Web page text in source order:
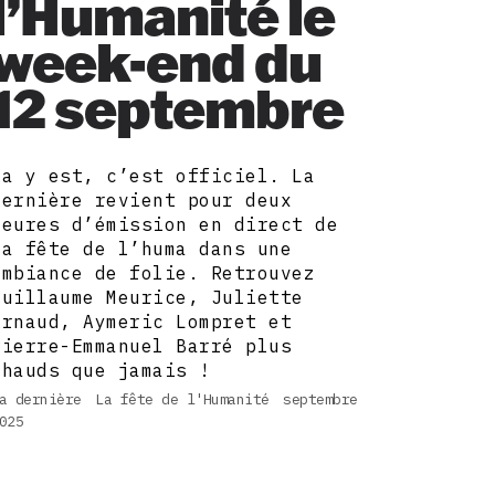
le
end du
septembre
y est, c’est officiel. La
revient pour deux
d’émission en direct de
fête de l’huma dans une
de folie. Retrouvez
Meurice, Juliette
Aymeric Lompret et
Emmanuel Barré plus
que jamais !
dernière La fête de l'Humanité
septembre